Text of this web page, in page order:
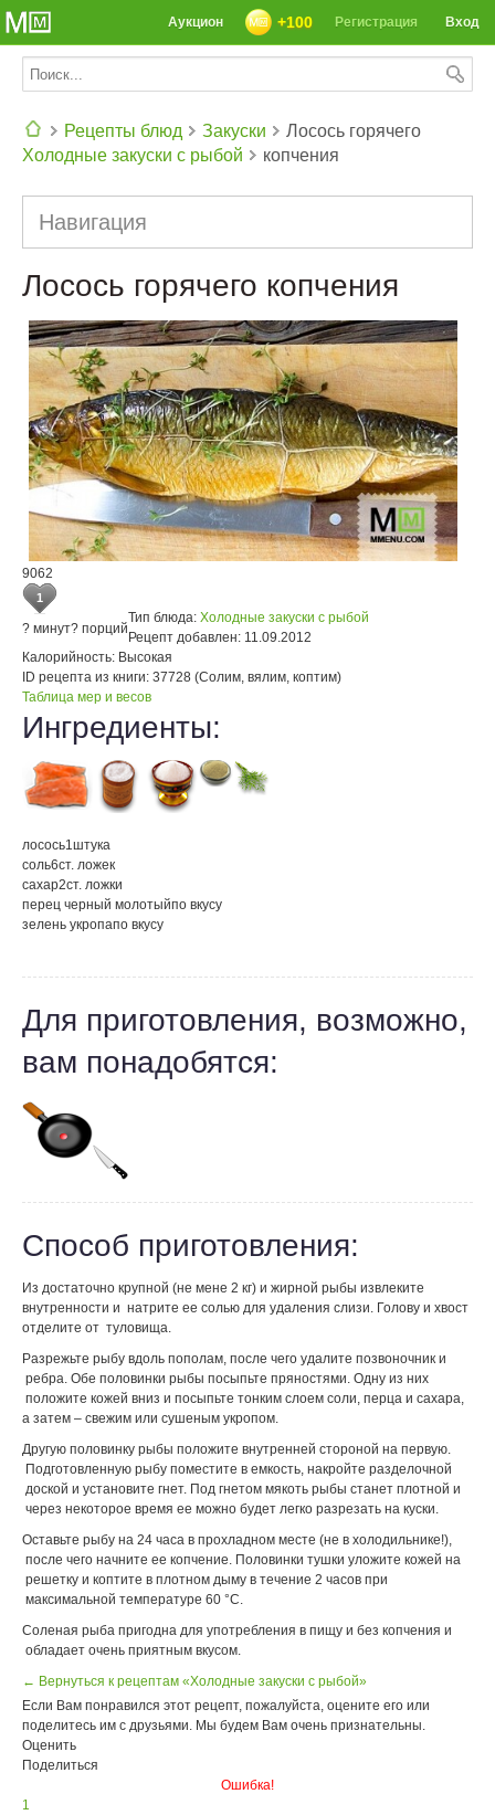
Вход
Регистрация
+100
Аукцион
Рецепты блюд
Закуски
Холодные закуски с рыбой
Лосось горячего
копчения
Навигация
Лосось горячего копчения
9062
1
? минут? порций
Тип блюда: Холодные закуски с рыбой
Рецепт добавлен: 11.09.2012
Калорийность: Высокая
ID рецепта из книги: 37728 (Солим, вялим, коптим)
Таблица мер и весов
Ингредиенты:
лосось1штука
соль6ст. ложек
сахар2ст. ложки
перец черный молотыйпо вкусу
зелень укропапо вкусу
Для приготовления, возможно,
вам понадобятся:
Способ приготовления:
Из достаточно крупной (не мене 2 кг) и жирной рыбы извлеките
внутренности и натрите ее солью для удаления слизи. Голову и хвост
отделите от туловища.
Разрежьте рыбу вдоль пополам, после чего удалите позвоночник и
ребра. Обе половинки рыбы посыпьте пряностями. Одну из них
положите кожей вниз и посыпьте тонким слоем соли, перца и сахара,
а затем – свежим или сушеным укропом.
Другую половинку рыбы положите внутренней стороной на первую.
Подготовленную рыбу поместите в емкость, накройте разделочной
доской и установите гнет. Под гнетом мякоть рыбы станет плотной и
через некоторое время ее можно будет легко разрезать на куски.
Оставьте рыбу на 24 часа в прохладном месте (не в холодильнике!),
после чего начните ее копчение. Половинки тушки уложите кожей на
решетку и коптите в плотном дыму в течение 2 часов при
максимальной температуре 60 °С.
Соленая рыба пригодна для употребления в пищу и без копчения и
обладает очень приятным вкусом.
← Вернуться к рецептам «Холодные закуски с рыбой»
Если Вам понравился этот рецепт, пожалуйста, оцените его или
поделитесь им с друзьями. Мы будем Вам очень признательны.
Оценить
Поделиться
Ошибка!
1